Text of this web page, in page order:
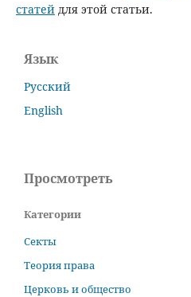
статейдля этой статьи.
Язык
Русский
English
Просмотреть
Категории
Секты
Теория права
Церковь и общество